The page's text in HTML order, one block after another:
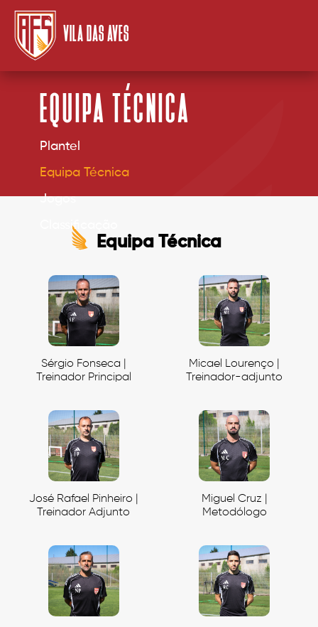
VILA DAS AVES
EQUIPA TÉCNICA
Plantel
Equipa Técnica
Jogos
Classificação
Equipa Técnica
Sérgio Fonseca |
Treinador Principal
Micael Lourenço |
Treinador-adjunto
José Rafael Pinheiro |
Treinador Adjunto
Miguel Cruz |
Metodólogo